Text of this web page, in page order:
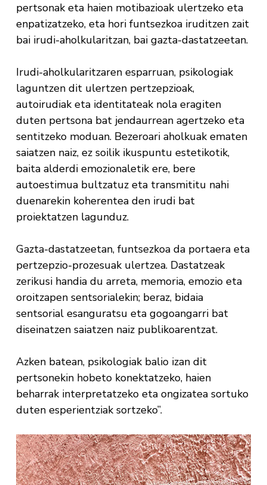
pertsonak eta haien motibazioak ulertzeko eta
enpatizatzeko, eta hori funtsezkoa iruditzen zait
bai irudi-aholkularitzan, bai gazta-dastatzeetan.
Irudi-aholkularitzaren esparruan, psikologiak
laguntzen dit ulertzen pertzepzioak,
autoirudiak eta identitateak nola eragiten
duten pertsona bat jendaurrean agertzeko eta
sentitzeko moduan. Bezeroari aholkuak ematen
saiatzen naiz, ez soilik ikuspuntu estetikotik,
baita alderdi emozionaletik ere, bere
autoestimua bultzatuz eta transmititu nahi
duenarekin koherentea den irudi bat
proiektatzen lagunduz.
Gazta-dastatzeetan, funtsezkoa da portaera eta
pertzepzio-prozesuak ulertzea. Dastatzeak
zerikusi handia du arreta, memoria, emozio eta
oroitzapen sentsorialekin; beraz, bidaia
sentsorial esanguratsu eta gogoangarri bat
diseinatzen saiatzen naiz publikoarentzat.
Azken batean, psikologiak balio izan dit
pertsonekin hobeto konektatzeko, haien
beharrak interpretatzeko eta ongizatea sortuko
duten esperientziak sortzeko”.